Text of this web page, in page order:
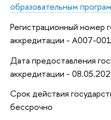
образовательным
Регистрационный номер
аккредитации - А007-
Дата предоставления
аккредитации -
Срок действия
бессрочно